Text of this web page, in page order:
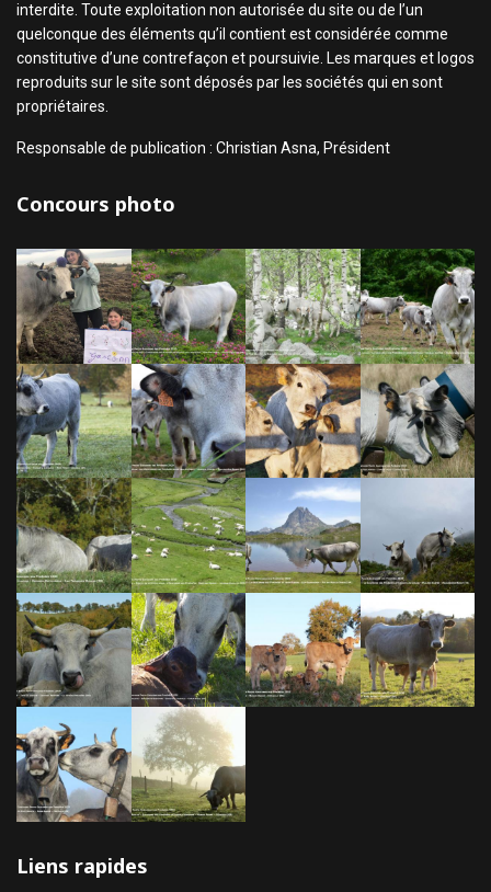
interdite. Toute exploitation non autorisée du site ou de l’un
quelconque des éléments qu’il contient est considérée comme
constitutive d’une contrefaçon et poursuivie. Les marques et logos
reproduits sur le site sont déposés par les sociétés qui en sont
propriétaires.
Responsable de publication : Christian Asna, Président
Concours photo
Liens rapides